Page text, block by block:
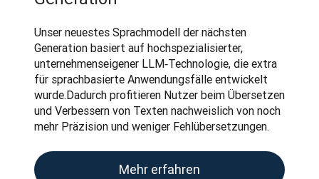
Unser neuestes Sprachmodell der nächsten
Generation basiert auf hochspezialisierter,
unternehmenseigener LLM‑Technologie, die extra
für sprachbasierte Anwendungsfälle entwickelt
wurde.Dadurch profitieren Nutzer beim Übersetzen
und Verbessern von Texten nachweislich von noch
mehr Präzision und weniger Fehlübersetzungen.
Mehr erfahren